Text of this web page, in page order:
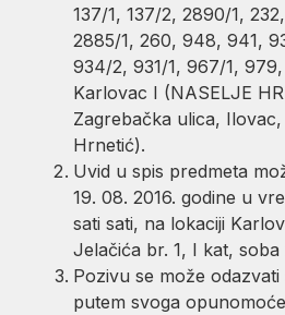
137/1, 137/2, 2890/1,
2885/1, 260, 948, 941,
934/2, 931/1, 967/1,
Karlovac I (NASELJE
Zagrebačka ulica,
Hrnetić).
Uvid u spis predmeta
19. 08. 2016. godine u
sati sati, na lokaciji
Jelačića br. 1, I kat, soba
Pozivu se može
putem svoga